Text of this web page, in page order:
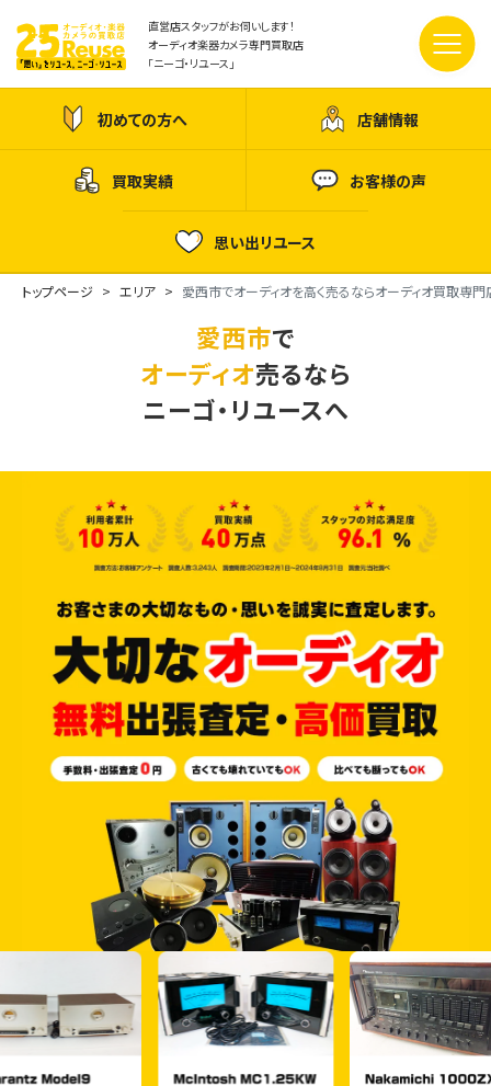
直営店スタッフがお伺いします！
オーディオ楽器カメラ専門買取店
「ニーゴ・リユース」
初めての方へ 店舗情報
買取実績 お客様の声
思い出リユース
トップページ エリア 愛西市でオーディオを高く売るならオーディオ買取専門
愛西市で
オーディオ売るなら
ニーゴ・リユースへ